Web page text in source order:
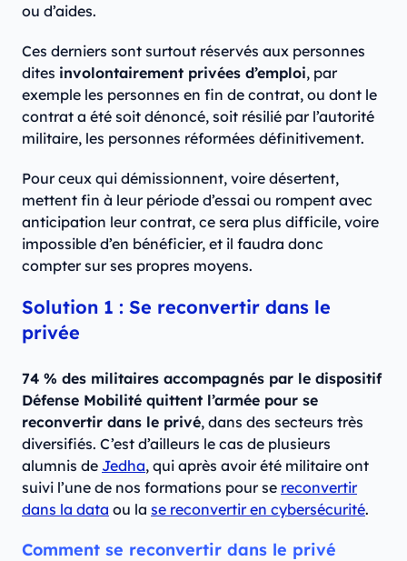
ou d’aides.
Ces derniers sont surtout réservés aux personnes
dites involontairement privées d’emploi, par
exemple les personnes en fin de contrat, ou dont le
contrat a été soit dénoncé, soit résilié par l’autorité
militaire, les personnes réformées définitivement.
Pour ceux qui démissionnent, voire désertent,
mettent fin à leur période d’essai ou rompent avec
anticipation leur contrat, ce sera plus difficile, voire
impossible d’en bénéficier, et il faudra donc
compter sur ses propres moyens.
Solution 1 : Se reconvertir dans le
privée
74 % des militaires accompagnés par le dispositif
Défense Mobilité quittent l’armée pour se
reconvertir dans le privé, dans des secteurs très
diversifiés. C’est d’ailleurs le cas de plusieurs
alumnis de Jedha, qui après avoir été militaire ont
suivi l’une de nos formations pour se reconvertir
dans la data ou la se reconvertir en cybersécurité.
Comment se reconvertir dans le privé